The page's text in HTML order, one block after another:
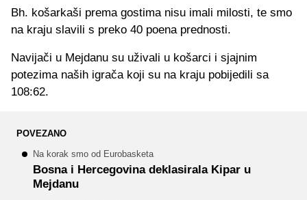
Bh. košarkaši prema gostima nisu imali milosti, te smo
na kraju slavili s preko 40 poena prednosti.
Navijači u Mejdanu su uživali u košarci i sjajnim
potezima naših igrača koji su na kraju pobijedili sa
108:62.
POVEZANO
Na korak smo od Eurobasketa
Bosna i Hercegovina deklasirala Kipar u
Mejdanu